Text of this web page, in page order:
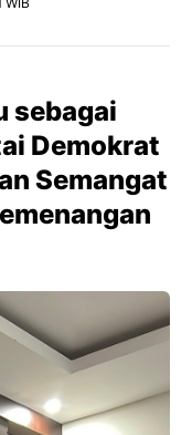
sebagai
Demokrat
Semangat